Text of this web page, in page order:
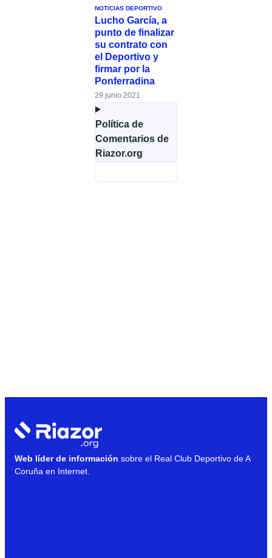
NOTICIAS DEPORTIVO
Lucho García, a
punto de finalizar
su contrato con
el Deportivo y
firmar por la
Ponferradina
29 junio 2021
Política de
Comentarios de
Riazor.org
Web líder de información sobre el Real Club Deportivo de A
Coruña en Internet.